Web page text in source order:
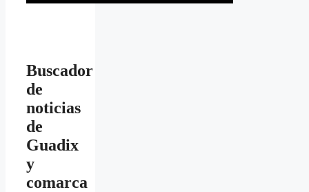
Buscador
de
noticias
de
Guadix
y
comarca